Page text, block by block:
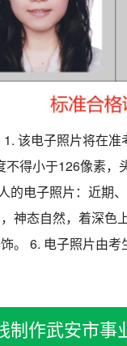
该电子照片将在准
得小于126像素
的电子照片：近期
神态自然，着深
。 6. 电子照片由
制作武安市事